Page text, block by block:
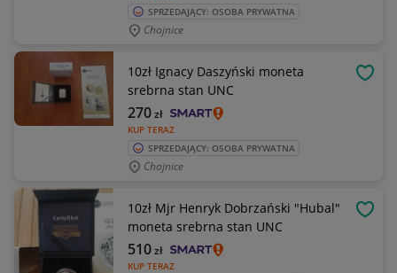
SPRZEDAJĄCY: OSOBA PRYWATNA
Chojnice
10zł Ignacy Daszyński moneta
srebrna stan UNC
KUP TERAZ
270zł
SPRZEDAJĄCY: OSOBA PRYWATNA
Chojnice
10zł Mjr Henryk Dobrzański "Hubal"
moneta srebrna stan UNC
KUP TERAZ
510zł